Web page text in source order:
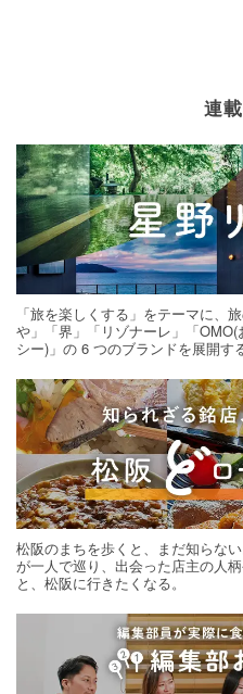
連
「旅を楽しくする」をテーマに、
や」「界」「リゾナーレ」「
シー)」の 6 つのブランドを展開す
松阪のまちを歩くと、まだ知らな
が一人で巡り、出会った店主の人
と、松阪に行きたくなる。